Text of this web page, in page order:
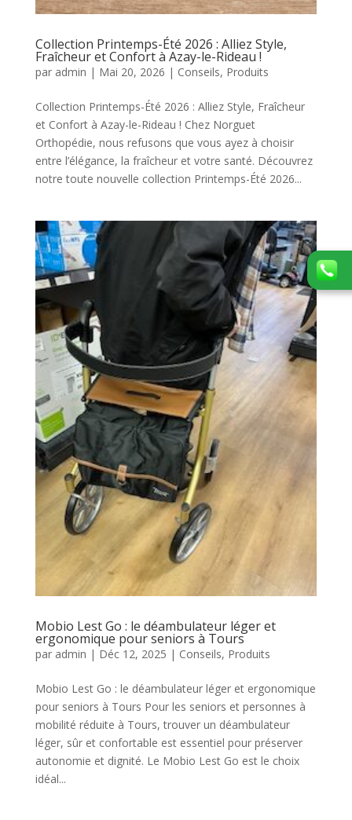
Collection Printemps-Été 2026 : Alliez Style,
Fraîcheur et Confort à Azay-le-Rideau !
par admin | Mai 20, 2026 | Conseils, Produits
Collection Printemps-Été 2026 : Alliez Style, Fraîcheur
et Confort à Azay-le-Rideau ! Chez Norguet
Orthopédie, nous refusons que vous ayez à choisir
entre l’élégance, la fraîcheur et votre santé. Découvrez
notre toute nouvelle collection Printemps-Été 2026...
Mobio Lest Go : le déambulateur léger et
ergonomique pour seniors à Tours
par admin | Déc 12, 2025 | Conseils, Produits
Mobio Lest Go : le déambulateur léger et ergonomique
pour seniors à Tours Pour les seniors et personnes à
mobilité réduite à Tours, trouver un déambulateur
léger, sûr et confortable est essentiel pour préserver
autonomie et dignité. Le Mobio Lest Go est le choix
idéal...